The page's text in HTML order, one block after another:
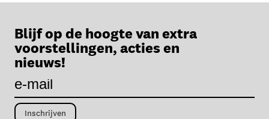
Blijf op de hoogte van extra
voorstellingen, acties en
nieuws!